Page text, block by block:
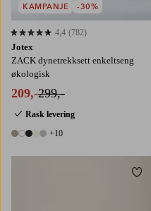
Jotex
ZACK dynetrekksett enkeltseng
økologisk
209,-299,-
Rask levering
15 farger
+10
4,4 basert på 782 karaktergivninger
4,4 (782)
KAMPANJE -30%